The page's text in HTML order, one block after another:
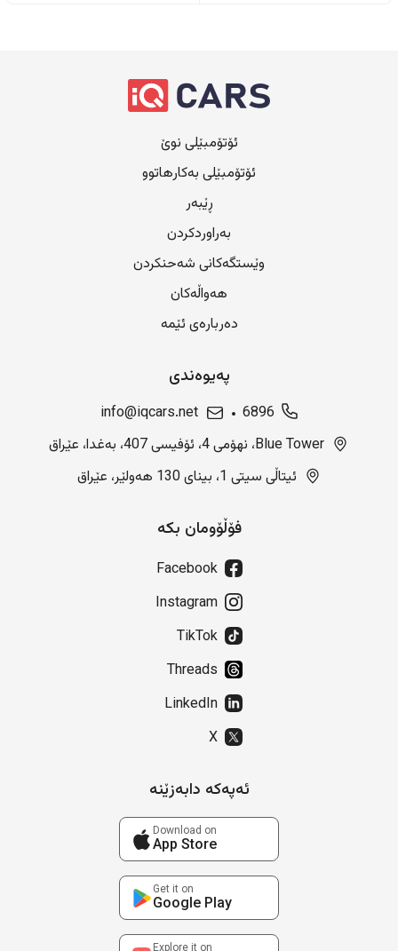
ئۆتۆمبێلی نوێ
ئۆتۆمبێلی بەکارهاتوو
ڕێبەر
بەراوردکردن
وێستگەکانی شەحنکردن
هەواڵەکان
دەربارەی ئێمە
پەیوەندی
6896
info@iqcars.net
Blue Tower، نهۆمی 4، ئۆفیسی 407، بەغدا، عێراق
ئیتاڵی سیتی 1، بینای 130 هەولێر، عێراق
فۆڵۆومان بکە
Facebook
Instagram
TikTok
Threads
LinkedIn
X
ئەپەکە دابەزێنە
Download on
App Store
Get it on
Google Play